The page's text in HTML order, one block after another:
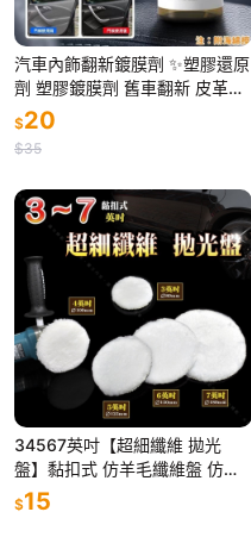
汽車內飾翻新鍍膜劑 ✨塑膠還原
劑 塑膠鍍膜劑 舊車翻新 皮革翻
新 氧化還原劑 輪胎翻新 洗車美
容 塑膠翻新 內飾翻新劑
$20
$35
34567英吋【超細纖維 拋光
盤】黏扣式 仿羊毛纖維盤 仿羊
毛球 打蠟及上蠟後的下蠟收蠟清
潔拋光處理
$15